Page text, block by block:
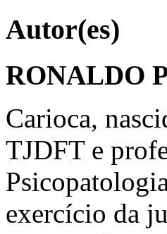
Autor(es)
RONALDO
Carioca,
TJDFT e
exercício da